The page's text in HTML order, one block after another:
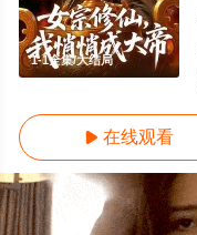
1-1全集/大结局
 在线观看